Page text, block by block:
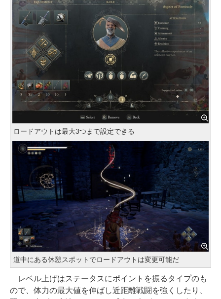
ロードアウトは最大3つまで設定できる
道中にある休憩スポットでロードアウトは変更可能だ
レベル上げはステータスにポイントを振るタイプのも
ので、体力の最大値を伸ばし近距離戦闘を強くしたり、